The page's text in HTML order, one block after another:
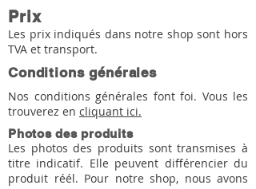
Prix
Les prix indiqués dans notre shop sont hors
TVA et transport.
Conditions générales
Nos conditions générales font foi. Vous les
trouverez en cliquant ici.
Photos des produits
Les photos des produits sont transmises à
titre indicatif. Elle peuvent différencier du
produit réél. Pour notre shop, nous avons